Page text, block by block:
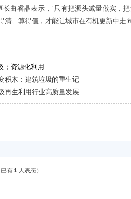
长曲睿晶表示，“只有把源头减量做实，
清、算得值，才能让城市在有机更新中走向
；资源化利用
积木：建筑垃圾的重生记
再生利用行业高质量发展
已有 1 人表态）